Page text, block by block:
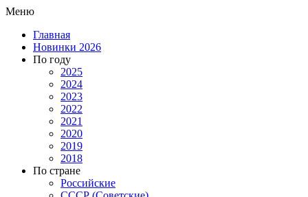
Меню
Главная
Новинки 2026
По году
2025
2024
2023
2022
2021
2020
2019
2018
По стране
Российские